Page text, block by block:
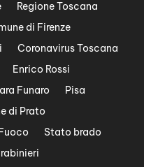
Regione Toscana
di Firenze
Coronavirus Toscana
Enrico Rossi
Funaro
Pisa
di Prato
Stato brado